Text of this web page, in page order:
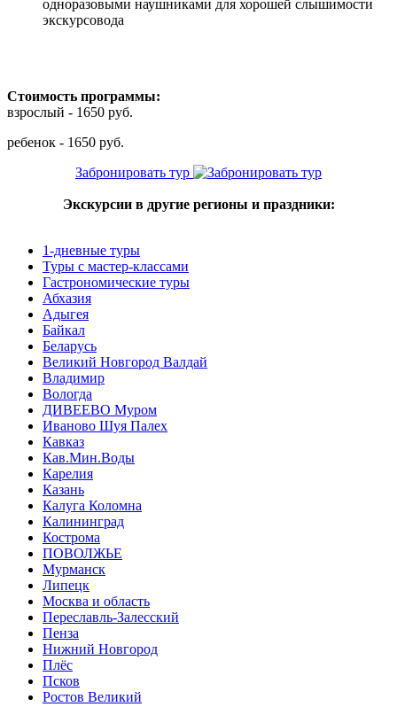
одноразовыми наушниками для хорошей слышимости
экскурсовода
Стоимость программы:
взрослый - 1650 руб.
ребенок - 1650 руб.
Забронировать тур
Экскурсии в другие регионы и праздники:
1-дневные туры
Туры с мастер-классами
Гастрономические туры
Абхазия
Адыгея
Байкал
Беларусь
Великий Новгород Валдай
Владимир
Вологда
ДИВЕЕВО Муром
Иваново Шуя Палех
Кавказ
Кав.Мин.Воды
Карелия
Казань
Калуга Коломна
Калининград
Кострома
ПОВОЛЖЬЕ
Мурманск
Липецк
Москва и область
Переславль-Залесский
Пенза
Нижний Новгород
Плёс
Псков
Ростов Великий